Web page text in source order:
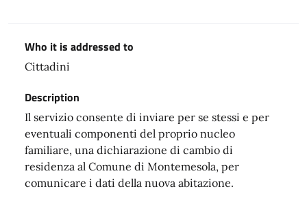
Who it is addressed to
Cittadini
Description
Il servizio consente di inviare per se stessi e per
eventuali componenti del proprio nucleo
familiare, una dichiarazione di cambio di
residenza al Comune di Montemesola, per
comunicare i dati della nuova abitazione.